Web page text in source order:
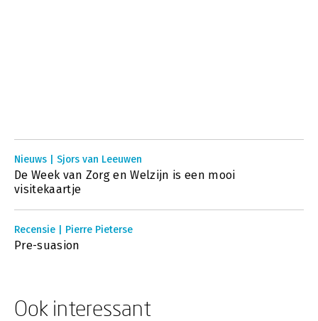
Nieuws | Sjors van Leeuwen
De Week van Zorg en Welzijn is een mooi
visitekaartje
Recensie | Pierre Pieterse
Pre-suasion
Ook interessant